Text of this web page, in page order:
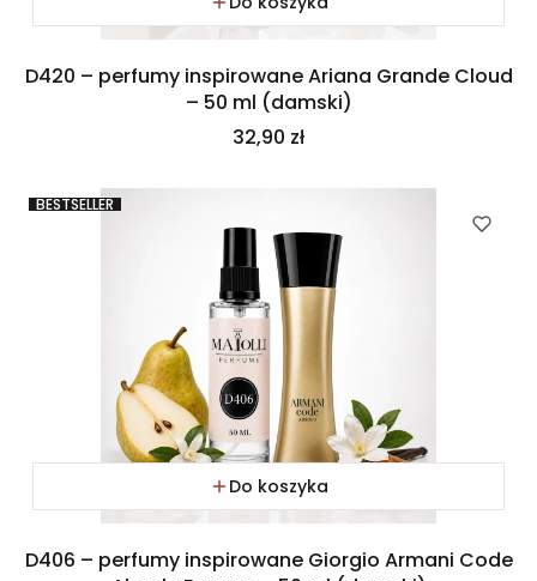
D420 – perfumy inspirowane Ariana Grande Cloud
– 50 ml (damski)
Cena
32,90 zł
BESTSELLER
Do koszyka
D406 – perfumy inspirowane Giorgio Armani Code